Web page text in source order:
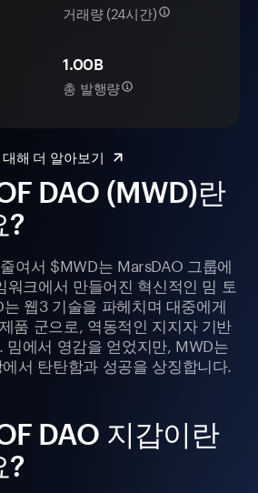
DAO (MWD)란
?
여서 $MWD는 MarsDAO 그룹에
크에서 만들어진 혁신적인 밈 토
웹3 기술을 파헤치며 대중에게
품 군으로, 역동적인 지지자 기반
밈에서 영감을 얻었지만, MWD는
서 탄탄함과 성공을 상징합니다.
DAO 지갑이란
?
거래량 (24시간)
1.00B
총 발행량
해 더 알아보기